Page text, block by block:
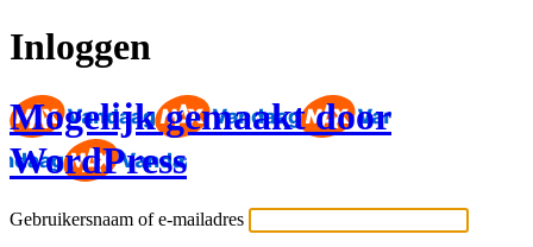
Inloggen
Mogelijk gemaakt door
WordPress
Gebruikersnaam of e-mailadres